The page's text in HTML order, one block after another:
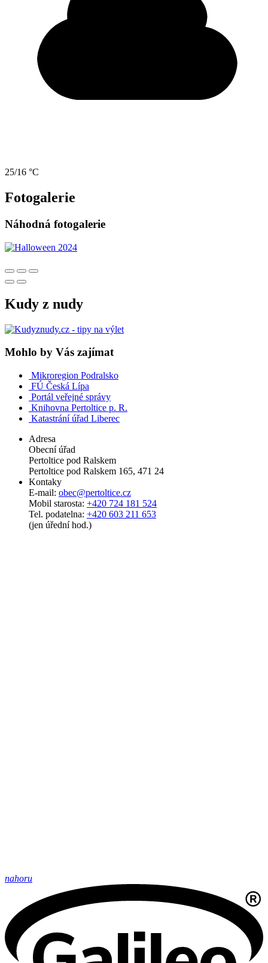
25/16 °C
Fotogalerie
Náhodná fotogalerie
Kudy z nudy
Mohlo by Vás zajímat
Mikroregion Podralsko
FÚ Česká Lípa
Portál veřejné správy
Knihovna Pertoltice p. R.
Katastrání úřad Liberec
Adresa
Obecní úřad
Pertoltice pod Ralskem
Pertoltice pod Ralskem 165, 471 24
Kontaky
E-mail: obec@pertoltice.cz
Mobil starosta: +420 724 181 524
Tel. podatelna: +420 603 211 653
(jen úřední hod.)
nahoru